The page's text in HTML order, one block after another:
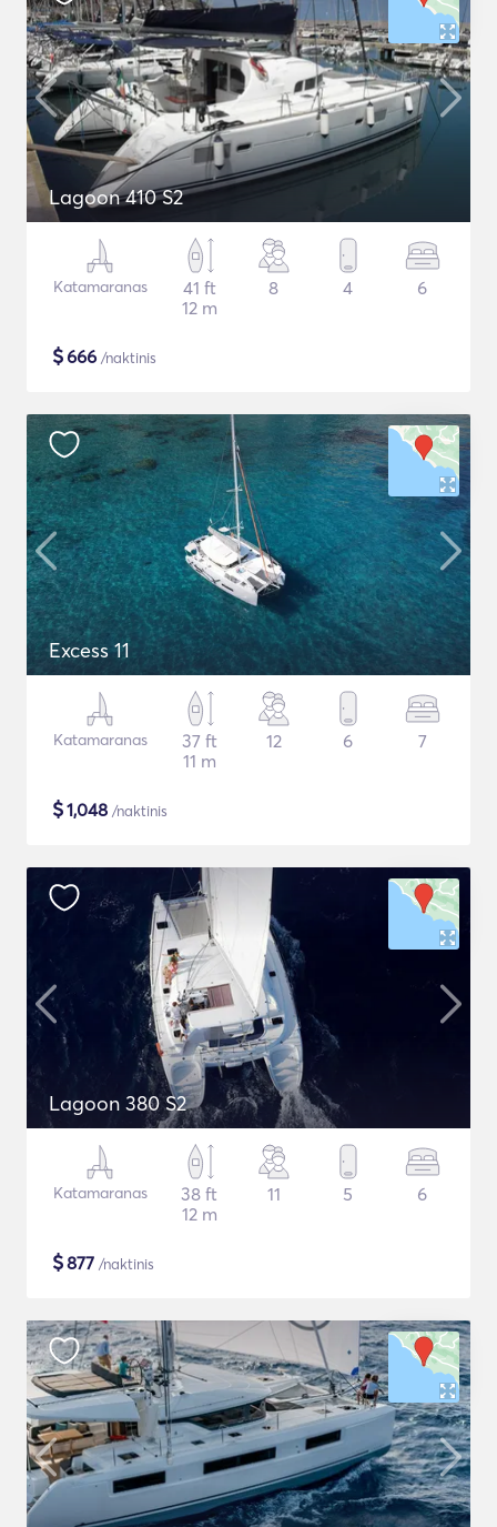
Lagoon 410 S2
Katamaranas
41 ft
12 m
8 4 6
$666 /naktinis
Excess 11
Katamaranas
37 ft
11 m
12 6 7
$1,048 /naktinis
Lagoon 380 S2
Katamaranas
38 ft
12 m
11 5 6
$877 /naktinis